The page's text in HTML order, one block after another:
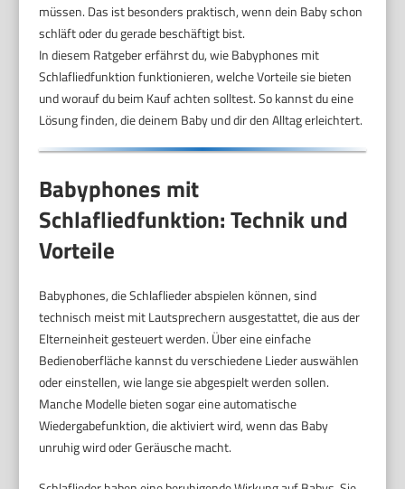
müssen. Das ist besonders praktisch, wenn dein Baby schon
schläft oder du gerade beschäftigt bist.
In diesem Ratgeber erfährst du, wie Babyphones mit
Schlafliedfunktion funktionieren, welche Vorteile sie bieten
und worauf du beim Kauf achten solltest. So kannst du eine
Lösung finden, die deinem Baby und dir den Alltag erleichtert.
Babyphones mit
Schlafliedfunktion: Technik und
Vorteile
Babyphones, die Schlaflieder abspielen können, sind
technisch meist mit Lautsprechern ausgestattet, die aus der
Elterneinheit gesteuert werden. Über eine einfache
Bedienoberfläche kannst du verschiedene Lieder auswählen
oder einstellen, wie lange sie abgespielt werden sollen.
Manche Modelle bieten sogar eine automatische
Wiedergabefunktion, die aktiviert wird, wenn das Baby
unruhig wird oder Geräusche macht.